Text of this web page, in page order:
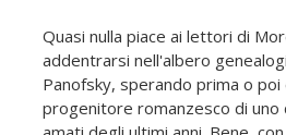
Quasi nulla piace ai lettori di
addentrarsi nell'albero
Panofsky, sperando prima o
progenitore romanzesco di uno